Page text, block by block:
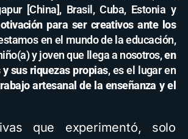
[China], Brasil, Cuba, Estonia y
para ser creativos ante los
en el mundo de la educación,
y joven que llega a nosotros,en
sus riquezas propias, es el lugar en
artesanal de la enseñanza y el
que experimentó, solo